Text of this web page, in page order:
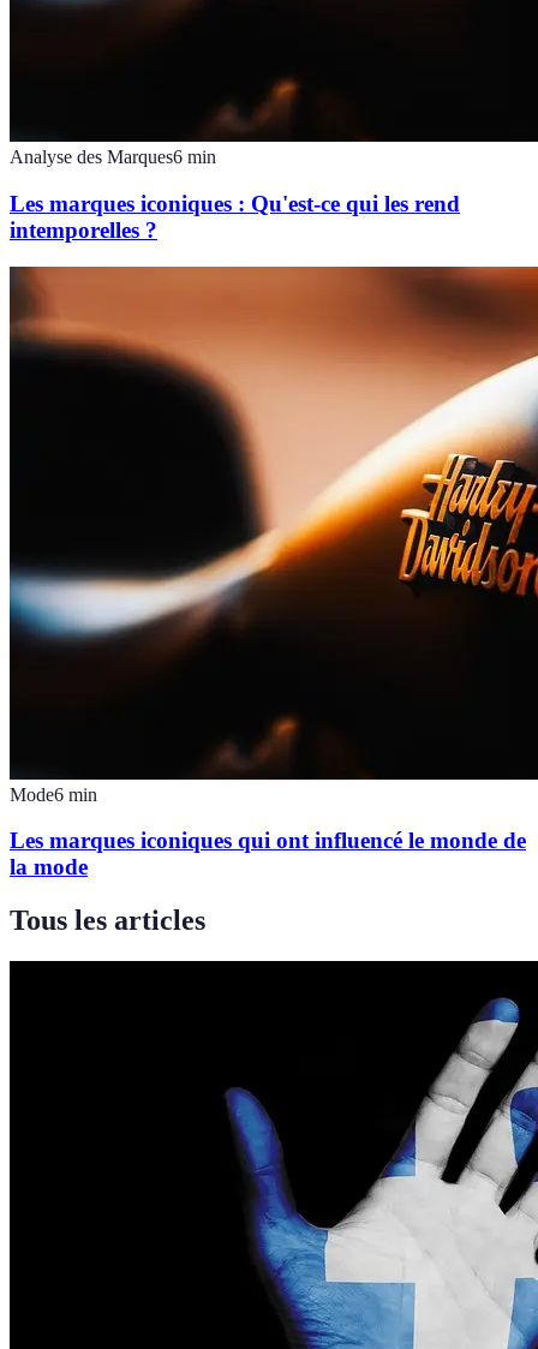
Analyse des Marques6 min
Les marques iconiques : Qu'est-ce qui les rend
intemporelles ?
Mode6 min
Les marques iconiques qui ont influencé le monde de
la mode
Tous les articles